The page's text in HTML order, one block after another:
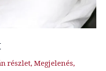
részlet, Megjelenés,